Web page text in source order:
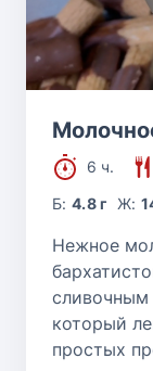
6 ч.
Б:4.8 г Ж:
Нежное
сливочным
который
простых